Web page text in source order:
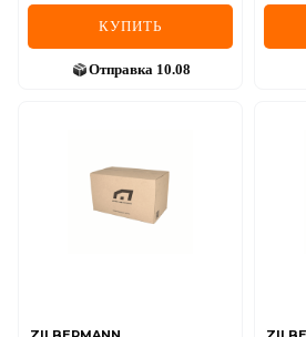
КУПИТЬ
Отправка 10.08